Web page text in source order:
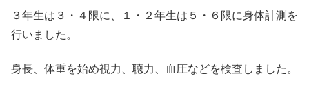
３年生は３・４限に、１・２年生は５・６限に身体計測を
行いました。
身長、体重を始め視力、聴力、血圧などを検査しました。